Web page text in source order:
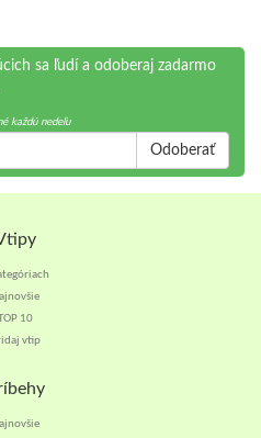
sa ľudí a odoberaj zadarmo
každú nedeľu
Odoberať
10
vtip